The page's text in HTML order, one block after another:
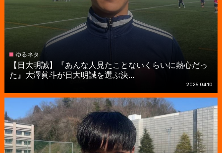
ゆるネタ
【日大明誠】『あんな人見たことないくらいに熱心だっ
た』大澤眞斗が日大明誠を選ぶ決...
2025.04.10